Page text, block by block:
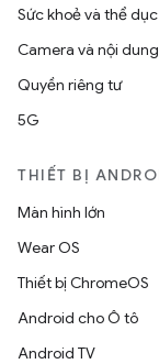
Sức khoẻ và thể dục
Camera và nội
Quyền riêng tư
5G
THIẾT BỊ
Màn hình lớn
Wear OS
Thiết bị ChromeOS
Android cho Ô tô
Android TV